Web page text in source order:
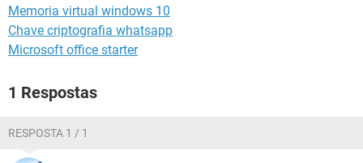
Memoria virtual windows 10
Chave criptografia whatsapp
Microsoft office starter
1 Respostas
RESPOSTA 1 / 1